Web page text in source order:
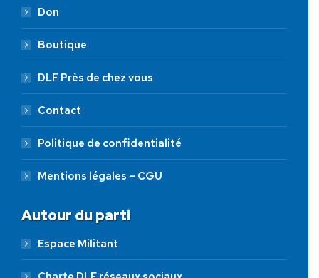
Don
Boutique
DLF Près de chez vous
Contact
Politique de confidentialité
Mentions légales – CGU
Autour du parti
Espace Militant